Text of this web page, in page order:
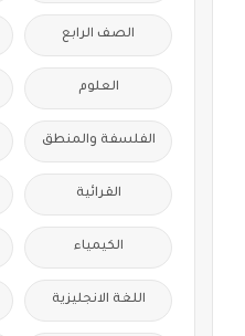
الصف الرابع
العلوم
الفلسفة والمنطق
القرائية
الكيمياء
اللغة الانجليزية